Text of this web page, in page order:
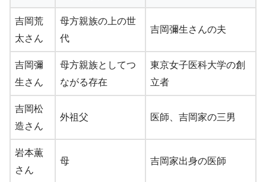
吉岡荒
太さん
母方親族の上の世
代
吉岡彌生さんの夫
吉岡彌
生さん
母方親族としてつ
ながる存在
東京女子医科大学の創
立者
吉岡松
造さん
外祖父 医師、吉岡家の三男
岩本薫
さん
母 吉岡家出身の医師